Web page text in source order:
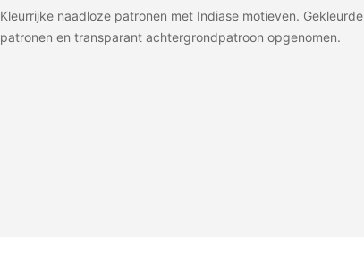
Kleurrijke naadloze patronen met Indiase motieven. Gekleurde
patronen en transparant achtergrondpatroon opgenomen.